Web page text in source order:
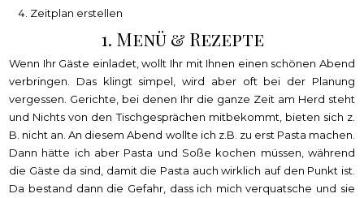
Zeitplan erstellen
1. Menü & Rezepte
Wenn Ihr Gäste einladet, wollt Ihr mit Ihnen einen schönen Abend
verbringen. Das klingt simpel, wird aber oft bei der Planung
vergessen. Gerichte, bei denen Ihr die ganze Zeit am Herd steht
und Nichts von den Tischgesprächen mitbekommt, bieten sich z.
B. nicht an. An diesem Abend wollte ich z.B. zu erst Pasta machen.
Dann hätte ich aber Pasta und Soße kochen müssen, während
die Gäste da sind, damit die Pasta auch wirklich auf den Punkt ist.
Da bestand dann die Gefahr, dass ich mich verquatsche und sie